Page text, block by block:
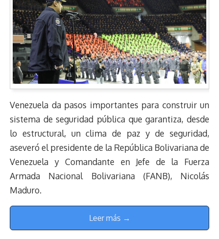
Venezuela da pasos importantes para construir un
sistema de seguridad pública que garantiza, desde
lo estructural, un clima de paz y de seguridad,
aseveró el presidente de la República Bolivariana de
Venezuela y Comandante en Jefe de la Fuerza
Armada Nacional Bolivariana (FANB), Nicolás
Maduro.
Leer más →